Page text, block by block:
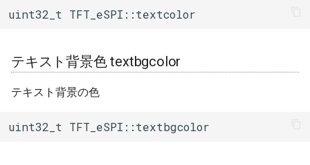
pushImage()
setSwapBytes()
スワップ取得
gen_esp32part::InputError
gen_esp32part::PartitionTable
uint32_t TFT_eSPI::textcolor
テキスト背景色 textbgcolor
テキスト背景の色
uint32_t TFT_eSPI::textbgcolor